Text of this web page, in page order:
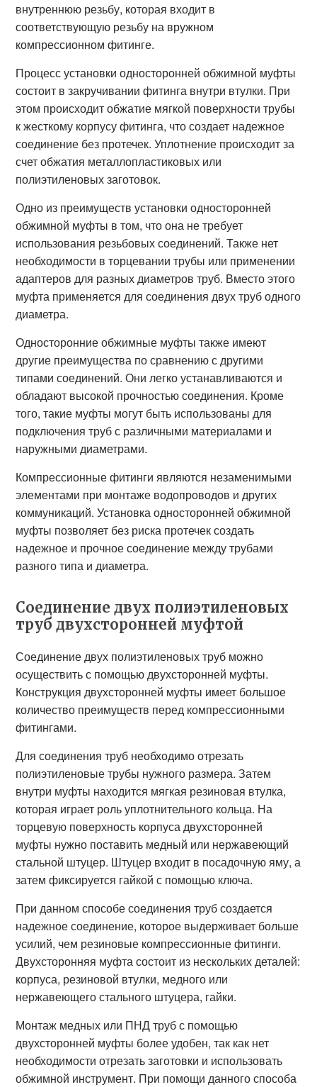
внутреннюю резьбу, которая входит в
соответствующую резьбу на вружном
компрессионном фитинге.
Процесс установки односторонней обжимной муфты
состоит в закручивании фитинга внутри втулки. При
этом происходит обжатие мягкой поверхности трубы
к жесткому корпусу фитинга, что создает надежное
соединение без протечек. Уплотнение происходит за
счет обжатия металлопластиковых или
полиэтиленовых заготовок.
Одно из преимуществ установки односторонней
обжимной муфты в том, что она не требует
использования резьбовых соединений. Также нет
необходимости в торцевании трубы или применении
адаптеров для разных диаметров труб. Вместо этого
муфта применяется для соединения двух труб одного
диаметра.
Односторонние обжимные муфты также имеют
другие преимущества по сравнению с другими
типами соединений. Они легко устанавливаются и
обладают высокой прочностью соединения. Кроме
того, такие муфты могут быть использованы для
подключения труб с различными материалами и
наружными диаметрами.
Компрессионные фитинги являются незаменимыми
элементами при монтаже водопроводов и других
коммуникаций. Установка односторонней обжимной
муфты позволяет без риска протечек создать
надежное и прочное соединение между трубами
разного типа и диаметра.
Соединение двух полиэтиленовых
труб двухсторонней муфтой
Соединение двух полиэтиленовых труб можно
осуществить с помощью двухсторонней муфты.
Конструкция двухсторонней муфты имеет большое
количество преимуществ перед компрессионными
фитингами.
Для соединения труб необходимо отрезать
полиэтиленовые трубы нужного размера. Затем
внутри муфты находится мягкая резиновая втулка,
которая играет роль уплотнительного кольца. На
торцевую поверхность корпуса двухсторонней
муфты нужно поставить медный или нержавеющий
стальной штуцер. Штуцер входит в посадочную яму, а
затем фиксируется гайкой с помощью ключа.
При данном способе соединения труб создается
надежное соединение, которое выдерживает больше
усилий, чем резиновые компрессионные фитинги.
Двухсторонняя муфта состоит из нескольких деталей:
корпуса, резиновой втулки, медного или
нержавеющего стального штуцера, гайки.
Монтаж медных или ПНД труб с помощью
двухсторонней муфты более удобен, так как нет
необходимости отрезать заготовки и использовать
обжимной инструмент. При помощи данного способа